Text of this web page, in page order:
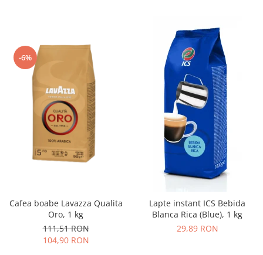
-6%
Cafea boabe Lavazza Qualita
Oro, 1 kg
111,51 RON
104,90 RON
Lapte instant ICS Bebida
Blanca Rica (Blue), 1 kg
29,89 RON